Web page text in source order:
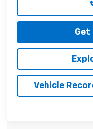
Get
Vehicle